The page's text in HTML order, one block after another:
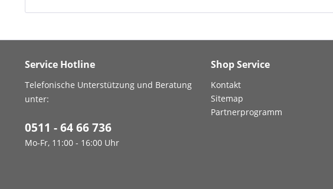
Service Hotline
Telefonische Unterstützung und Beratung
unter:
0511 - 64 66 736
Mo-Fr, 11:00 - 16:00 Uhr
Shop Service
Kontakt
Sitemap
Partnerprogramm